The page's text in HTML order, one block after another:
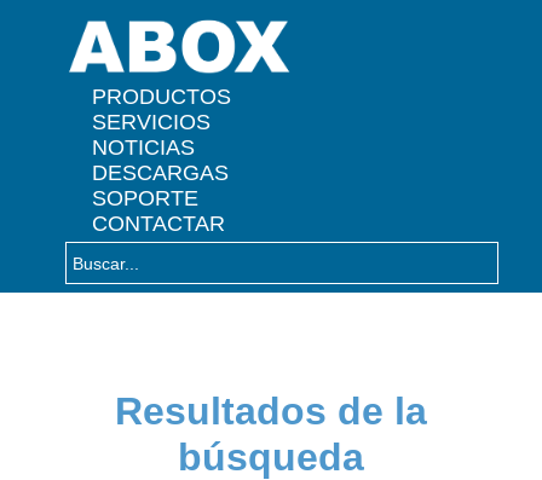
PRODUCTOS
SERVICIOS
NOTICIAS
DESCARGAS
SOPORTE
CONTACTAR
Resultados de la
búsqueda